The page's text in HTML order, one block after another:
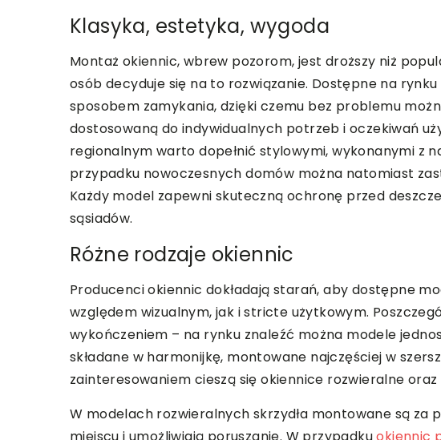
Klasyka, estetyka, wygoda
Montaż okiennic, wbrew pozorom, jest droższy niż
osób decyduje się na to rozwiązanie. Dostępne na
sposobem zamykania, dzięki czemu bez problemu
dostosowaną do indywidualnych potrzeb i oczekiwań
regionalnym warto dopełnić stylowymi, wykonanymi z
przypadku nowoczesnych domów można natomiast
Każdy model zapewni skuteczną ochronę przed
sąsiadów.
Różne rodzaje okiennic
Producenci okiennic dokładają starań, aby dostępne
względem wizualnym, jak i stricte użytkowym.
wykończeniem – na rynku znaleźć można modele
składane w harmonijkę, montowane najczęściej w
zainteresowaniem cieszą się okiennice rozwieralne oraz
W modelach rozwieralnych skrzydła montowane są za
miejscu i umożliwiają poruszanie. W przypadkuokiennic